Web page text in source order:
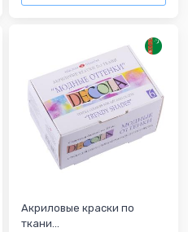
Акриловые краски по
ткани...